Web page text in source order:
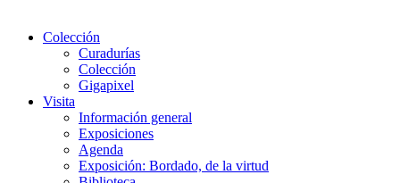
Colección
Curadurías
Colección
Gigapixel
Visita
Información general
Exposiciones
Agenda
Exposición: Bordado, de la virtud